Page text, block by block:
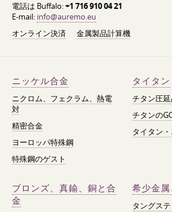
電話は Buffalo:+1 716 910 04 21
E-mail: info@auremo.eu
オンライン決済
金属製品計算機
ニッケル合金
ニクロム、フェクラム、熱電
対
精密合金
ヨーロッパ特殊鋼
特殊鋼のゲスト
タイタン
チタン圧
チタンの
タイタン
ブロンズ、真鍮、銅と合
金
希少金
タングス